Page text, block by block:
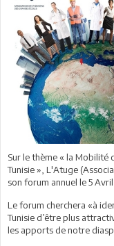
Sur le thème « la
Tunisie », L'Atuge
son forum annuel le 5
Le forum cherchera «à
Tunisie d’être plus
les apports de notre